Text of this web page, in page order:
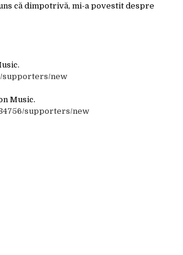
că dimpotrivă, mi-a povestit despre
supporters/new
Music.
supporters/new